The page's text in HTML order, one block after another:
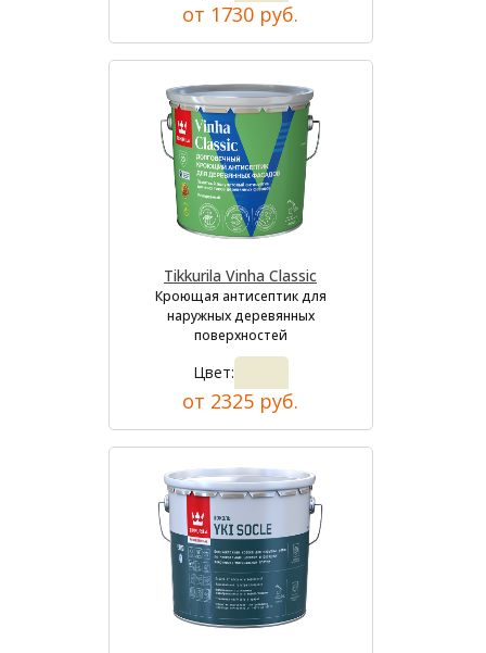
от 1730 руб.
Tikkurila Vinha Classic
Кроющая антисептик для
наружных деревянных
поверхностей
Цвет:
от 2325 руб.